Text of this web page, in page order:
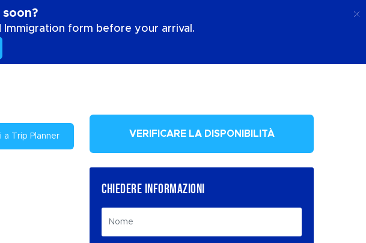
Immigration form before your arrival.
a Trip Planner VERIFICARE LA DISPONIBILITÀ
CHIEDERE INFORMAZIONI